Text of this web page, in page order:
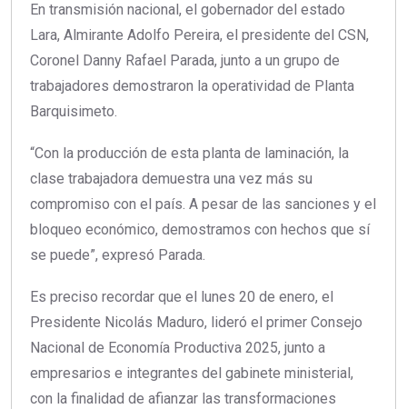
En transmisión nacional, el gobernador del estado
Lara, Almirante Adolfo Pereira, el presidente del CSN,
Coronel Danny Rafael Parada, junto a un grupo de
trabajadores demostraron la operatividad de Planta
Barquisimeto.
“Con la producción de esta planta de laminación, la
clase trabajadora demuestra una vez más su
compromiso con el país. A pesar de las sanciones y el
bloqueo económico, demostramos con hechos que sí
se puede”, expresó Parada.
Es preciso recordar que el lunes 20 de enero, el
Presidente Nicolás Maduro, lideró el primer Consejo
Nacional de Economía Productiva 2025, junto a
empresarios e integrantes del gabinete ministerial,
con la finalidad de afianzar las transformaciones